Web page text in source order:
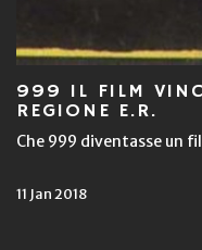
999 IL FILM
REGIONE E.R.
Che 999 diventasse un
11 Jan 2018